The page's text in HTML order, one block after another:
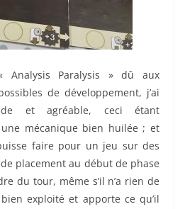
Analysis Paralysis » dû aux
de développement, j’ai
et agréable, ceci étant
mécanique bien huilée ; et
faire pour un jeu sur des
placement au début de phase
du tour, même s’il n’a rien de
exploité et apporte ce qu’il